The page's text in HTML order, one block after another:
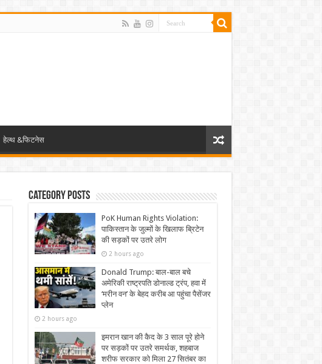
हेल्थ &फिटनेस
Category Posts
PoK Human Rights Violation:
पाकिस्तान के जुल्मों के खिलाफ ब्रिटेन
की सड़कों पर उतरे लोग
2 hours ago
Donald Trump: बाल-बाल बचे
अमेरिकी राष्ट्रपति डोनाल्ड ट्रंप, हवा में
‘मरीन वन’ के बेहद करीब आ पहुंचा पैसेंजर
प्लेन
2 hours ago
इमरान खान की कैद के 3 साल पूरे होने
पर सड़कों पर उतरे समर्थक, शहबाज
शरीफ सरकार को मिला 27 सितंबर का